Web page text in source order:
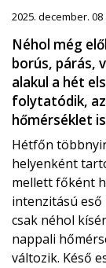
2025. december. 08
Néhol még
borús, párás,
alakul a hét
folytatódik,
hőmérséklet
Hétfőn
helyenként
mellett főként
intenzitású eső
csak néhol
nappali
változik. Késő